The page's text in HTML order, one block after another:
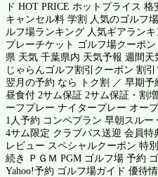
ド HOT PRICE ホットプライス 格
キャンセル料 学割 人気のゴルフ
ルフ場ランキング 人気ギアランキ
プレーチケット ゴルフ場クーポ
県 天気 千葉県内 天気予報 週間天
じゃらんゴルフ割引クーポン 割
翌月の予約 なら トク割 ／ 早期予
昼食付 2サム保証 2サム保証・割
ーフプレー ナイタープレー オー
1人予約 コンペプラン 早朝スル
4サム限定 クラブバス送迎 会員特
レビュー スペシャルクーポン 特
続き ＰＧＭ PGM ゴルフ場 予約
Yahoo!予約 ゴルフ場ガイド 優待